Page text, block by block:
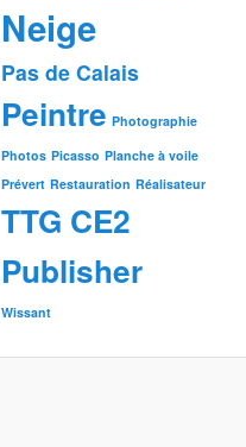
Neige
Pas de Calais
Peintre Photographie
Photos Picasso Planche à voile
Prévert Restauration Réalisateur
TTG CE2
Publisher
Wissant